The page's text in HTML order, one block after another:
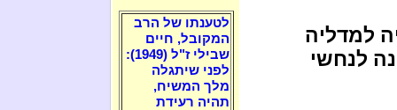
למדליה
למען מדינה לנחשי
לטענתו של הרב
המקובל, חיים
שבילי ז"ל (1949):
לפני שיתגלה
מלך המשיח,
תהיה רעידת